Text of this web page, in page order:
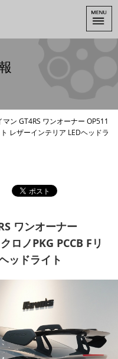
ン GT4RS ワンオーナー OP511
レザーインテリア LEDヘッドラ
ワンオーナー
ロノPKG PCCB Fリ
ッドライト